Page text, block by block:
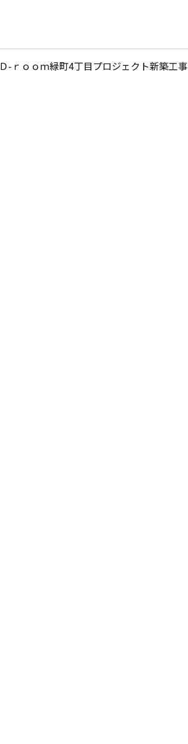
Ｄ-ｒｏｏｍ緑町4丁目プロジェクト新築工事